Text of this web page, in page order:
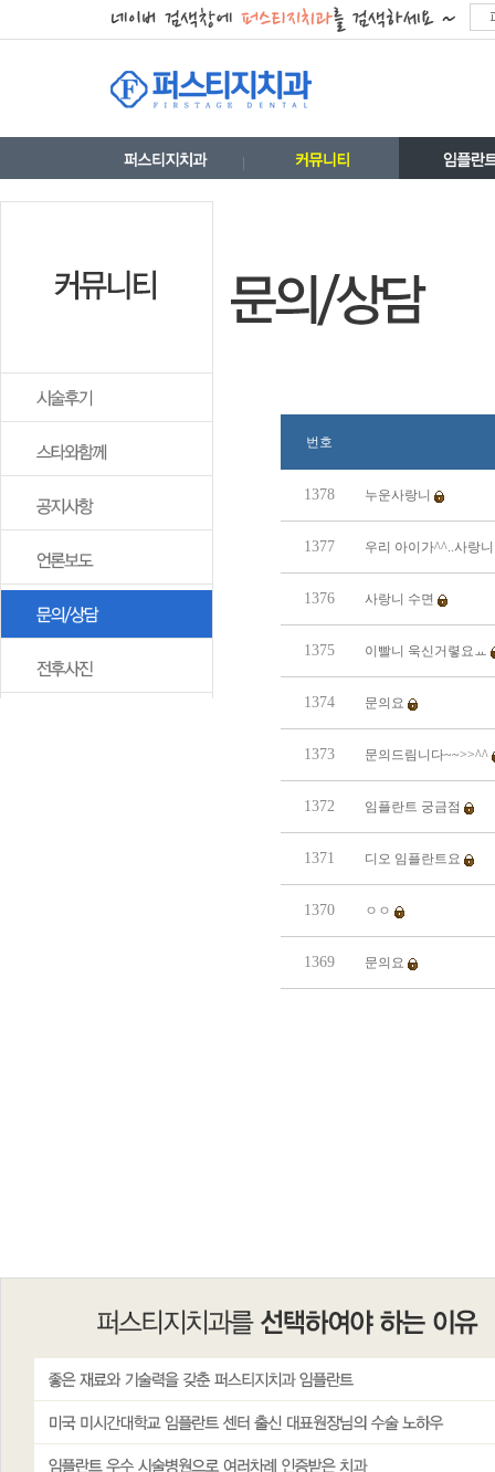
번호
1378 누운사랑니
1377 우리 아이가^^..사랑
1376 사랑니 수면
1375 이빨니 욱신거렿요ㅛ
1374 문의요
1373 문의드림니다~~>>^^
1372 임플란트 궁금점
1371 디오 임플란트요
1370 ㅇㅇ
1369 문의요